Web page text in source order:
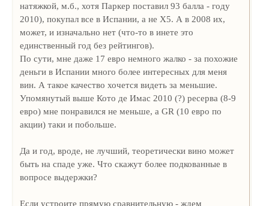
натяжкой, м.б., хотя Паркер поставил 93 балла - году
2010), покупал все в Испании, а не Х5. А в 2008 их,
может, и изначально нет (что-то в инете это
единственный год без рейтингов).
По сути, мне даже 17 евро немного жалко - за похожие
деньги в Испании много более интересных для меня
вин. А такое качество хочется видеть за меньшие.
Упомянутый выше Кото де Имас 2010 (?) ресерва (8-9
евро) мне понравился не меньше, а GR (10 евро по
акции) таки и побольше.
Да и год, вроде, не лучший, теоретически вино может
быть на спаде уже. Что скажут более подкованные в
вопросе выдержки?
Если устроите прямую сравнительную - ждем